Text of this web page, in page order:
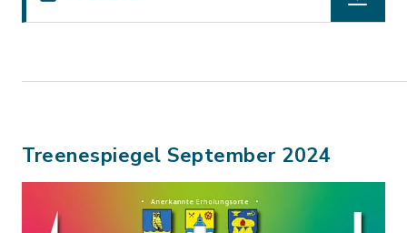
Treenespiegel September 2024